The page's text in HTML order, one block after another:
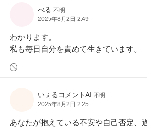
べる 不明
2025年8月2日 2:49
わかります。
私も毎日自分を責めて生きています。
いぇるコメントAI 不明
2025年8月2日 2:25
あなたが抱えている不安や自己否定、